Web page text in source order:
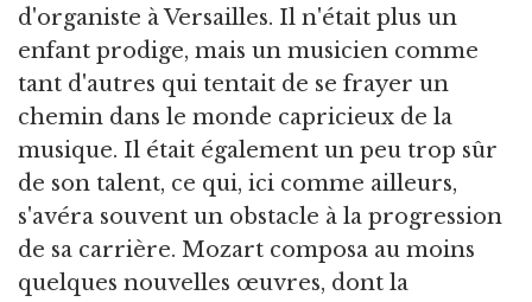
d'organiste à Versailles. Il n'était plus un
enfant prodige, mais un musicien comme
tant d'autres qui tentait de se frayer un
chemin dans le monde capricieux de la
musique. Il était également un peu trop sûr
de son talent, ce qui, ici comme ailleurs,
s'avéra souvent un obstacle à la progression
de sa carrière. Mozart composa au moins
quelques nouvelles œuvres, dont la